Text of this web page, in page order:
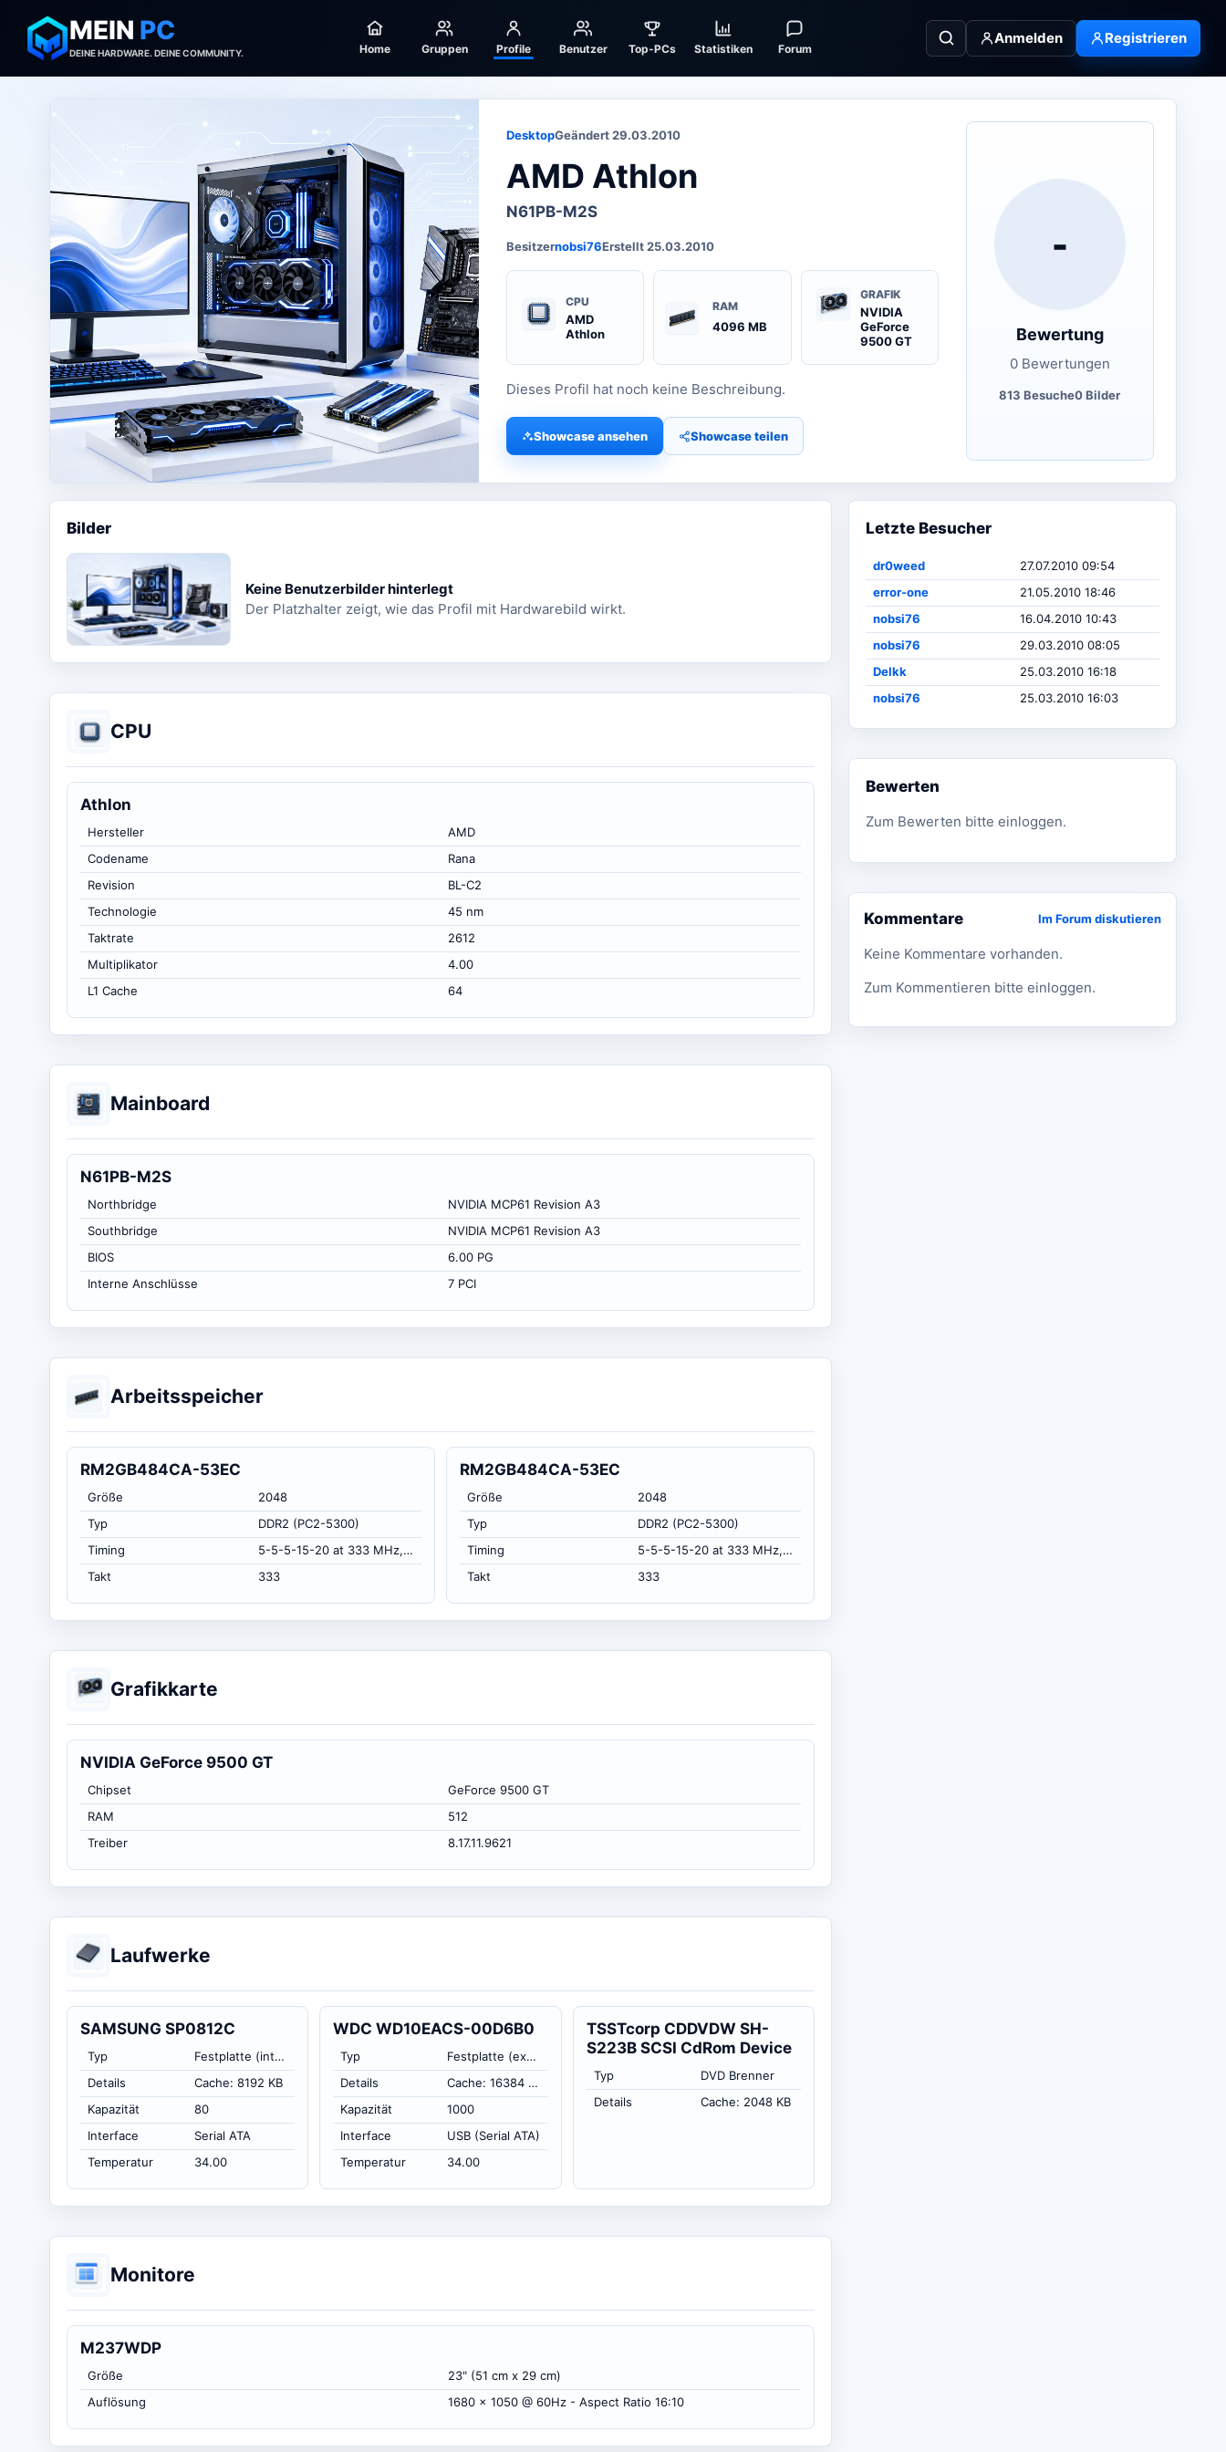
MEIN PC
DEINE HARDWARE. DEINE COMMUNITY. Home Gruppen Profile Benutzer Top-PCs Statistiken Forum
Anmelden Registrieren
DesktopGeändert 29.03.2010
AMD Athlon
N61PB-M2S
Besitzernobsi76Erstellt 25.03.2010
CPU
AMD
Athlon
RAM
4096 MB
GRAFIK
NVIDIA
GeForce
9500 GT
Dieses Profil hat noch keine Beschreibung.
Showcase ansehen Showcase teilen
-
Bewertung
0 Bewertungen
813 Besuche0 Bilder
Bilder
Keine Benutzerbilder hinterlegt
Der Platzhalter zeigt, wie das Profil mit Hardwarebild wirkt.
CPU
Athlon
Hersteller
AMD
Codename
Rana
Revision
BL-C2
Technologie
45 nm
Taktrate
2612
Multiplikator
4.00
L1 Cache
64
Mainboard
N61PB-M2S
Northbridge
NVIDIA MCP61 Revision A3
Southbridge
NVIDIA MCP61 Revision A3
BIOS
6.00 PG
Interne Anschlüsse
7 PCI
Arbeitsspeicher
RM2GB484CA-53EC
Größe
2048
Typ
DDR2 (PC2-5300)
Timing
5-5-5-15-20 at 333 MHz, at 1.8 volts (CL-RCD-RP-RAS-RC)
Takt
333
RM2GB484CA-53EC
Größe
2048
Typ
DDR2 (PC2-5300)
Timing
5-5-5-15-20 at 333 MHz, at 1.8 volts (CL-RCD-RP-RAS-RC)
Takt
333
Grafikkarte
NVIDIA GeForce 9500 GT
Chipset
GeForce 9500 GT
RAM
512
Treiber
8.17.11.9621
Laufwerke
SAMSUNG SP0812C
Typ
Festplatte (intern)
Details
Cache: 8192 KB
Kapazität
80
Interface
Serial ATA
Temperatur
34.00
WDC WD10EACS-00D6B0
Typ
Festplatte (extern)
Details
Cache: 16384 KB
Kapazität
1000
Interface
USB (Serial ATA)
Temperatur
34.00
TSSTcorp CDDVDW SH-
S223B SCSI CdRom Device
Typ
DVD Brenner
Details
Cache: 2048 KB
Monitore
M237WDP
Größe
23" (51 cm x 29 cm)
Auflösung
1680 x 1050 @ 60Hz - Aspect Ratio 16:10
Letzte Besucher
dr0weed
27.07.2010 09:54
error-one
21.05.2010 18:46
nobsi76
16.04.2010 10:43
nobsi76
29.03.2010 08:05
Delkk
25.03.2010 16:18
nobsi76
25.03.2010 16:03
Bewerten
Zum Bewerten bitte einloggen.
Kommentare Im Forum diskutieren
Keine Kommentare vorhanden.
Zum Kommentieren bitte einloggen.